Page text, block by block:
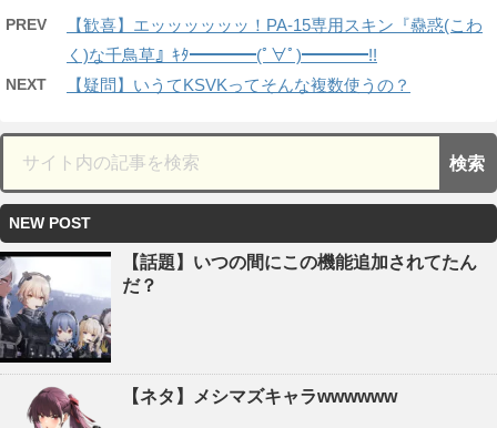
PREV
【歓喜】エッッッッッッ！PA-15専用スキン『蠱惑(こわ
く)な千鳥草』ｷﾀ━━━━(ﾟ∀ﾟ)━━━━!!
NEXT 【疑問】いうてKSVKってそんな複数使うの？
NEW POST
【話題】いつの間にこの機能追加されてたん
だ？
【ネタ】メシマズキャラwwwwww